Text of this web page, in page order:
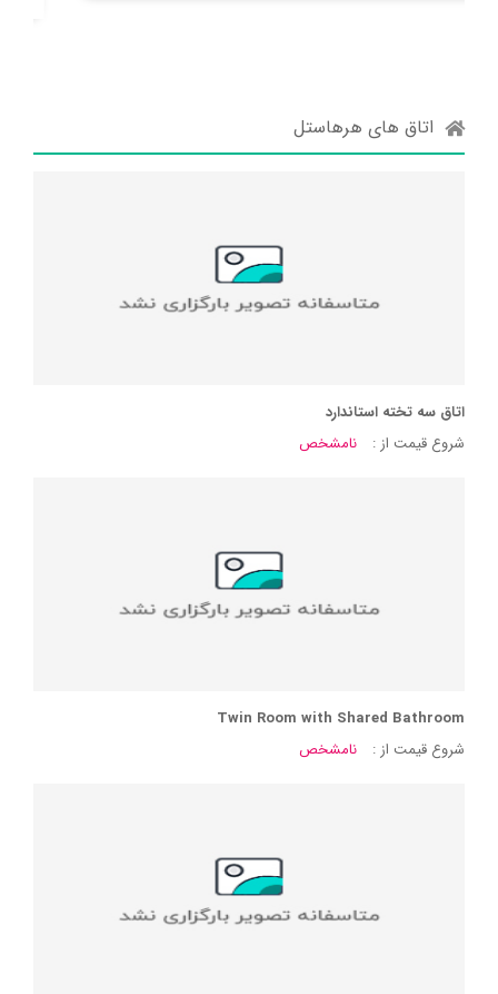
اتاق های هرهاستل
اتاق سه تخته استاندارد
شروع قیمت از :
نامشخص
Twin Room with Shared Bathroom
شروع قیمت از :
نامشخص